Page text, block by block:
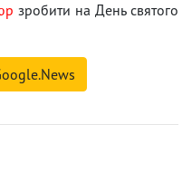
зробити на День святого